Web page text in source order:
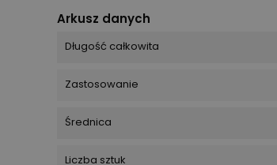
Arkusz danych
Długość całkowita
Zastosowanie
Średnica
Liczba sztuk